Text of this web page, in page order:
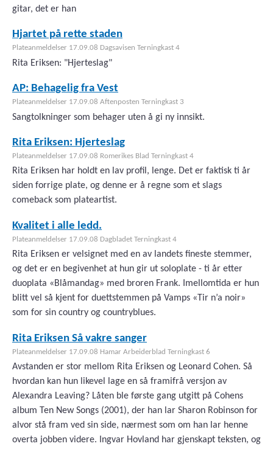
gitar, det er han
Hjartet på rette staden
Plateanmeldelser 17.09.08 Dagsavisen Terningkast 4
Rita Eriksen: "Hjerteslag"
AP: Behagelig fra Vest
Plateanmeldelser 17.09.08 Aftenposten Terningkast 3
Sangtolkninger som behager uten å gi ny innsikt.
Rita Eriksen: Hjerteslag
Plateanmeldelser 17.09.08 Romerikes Blad Terningkast 4
Rita Eriksen har holdt en lav profil, lenge. Det er faktisk ti år
siden forrige plate, og denne er å regne som et slags
comeback som plateartist.
Kvalitet i alle ledd.
Plateanmeldelser 17.09.08 Dagbladet Terningkast 4
Rita Eriksen er velsignet med en av landets fineste stemmer,
og det er en begivenhet at hun gir ut soloplate - ti år etter
duoplata «Blåmandag» med broren Frank. Imellomtida er hun
blitt vel så kjent for duettstemmen på Vamps «Tir n’a noir»
som for sin country og countryblues.
Rita Eriksen Så vakre sanger
Plateanmeldelser 17.09.08 Hamar Arbeiderblad Terningkast 6
Avstanden er stor mellom Rita Eriksen og Leonard Cohen. Så
hvordan kan hun likevel lage en så framifrå versjon av
Alexandra Leaving? Låten ble første gang utgitt på Cohens
album Ten New Songs (2001), der han lar Sharon Robinson for
alvor stå fram ved sin side, nærmest som om han lar henne
overta jobben videre. Ingvar Hovland har gjenskapt teksten, og